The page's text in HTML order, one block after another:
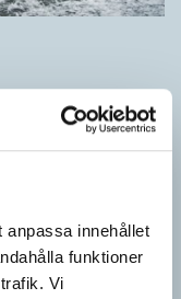
anpassa innehållet
funktioner
Vi
En som har
Leo Lust…